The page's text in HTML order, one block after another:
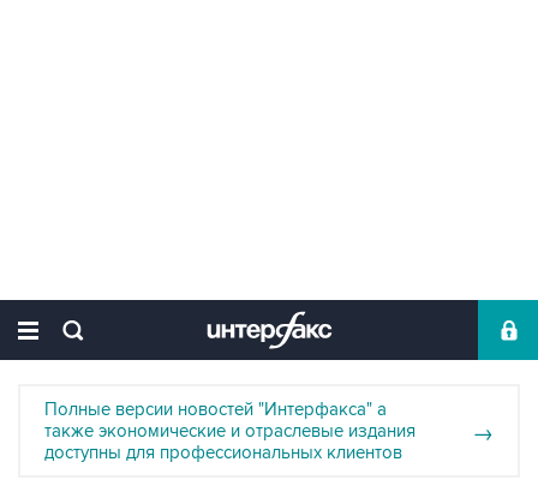
Полные версии новостей "Интерфакса" а
также экономические и отраслевые издания
доступны для профессиональных клиентов
→